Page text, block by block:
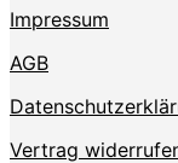
Impressum
AGB
Vertrag